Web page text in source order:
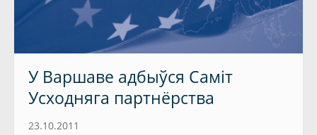
У Варшаве адбыўся Саміт
Усходняга партнёрства
23.10.2011